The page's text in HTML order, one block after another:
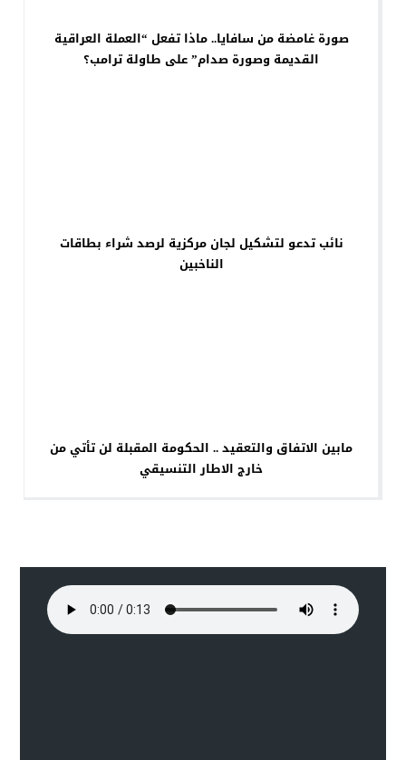
صورة غامضة من سافايا.. ماذا تفعل “العملة العراقية
القديمة وصورة صدام” على طاولة ترامب؟
نائب تدعو لتشكيل لجان مركزية لرصد شراء بطاقات
الناخبين
مابين الاتفاق والتعقيد .. الحكومة المقبلة لن تأتي من
خارج الاطار التنسيقي